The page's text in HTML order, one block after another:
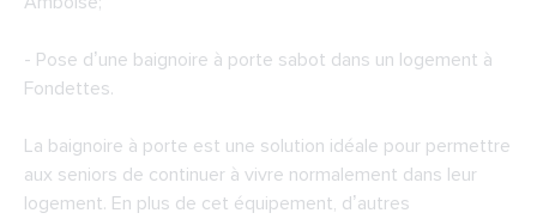
- Pose d’une baignoire à porte sabot dans un logement à
Fondettes.
La baignoire à porte est une solution idéale pour permettre
aux seniors de continuer à vivre normalement dans leur
logement. En plus de cet équipement, d’autres